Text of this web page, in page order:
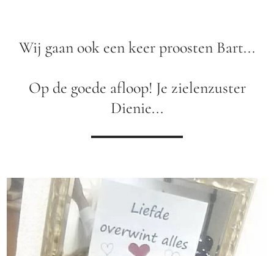
Wij gaan ook een keer proosten Bart...
Op de goede afloop! Je zielenzuster
Dienie...